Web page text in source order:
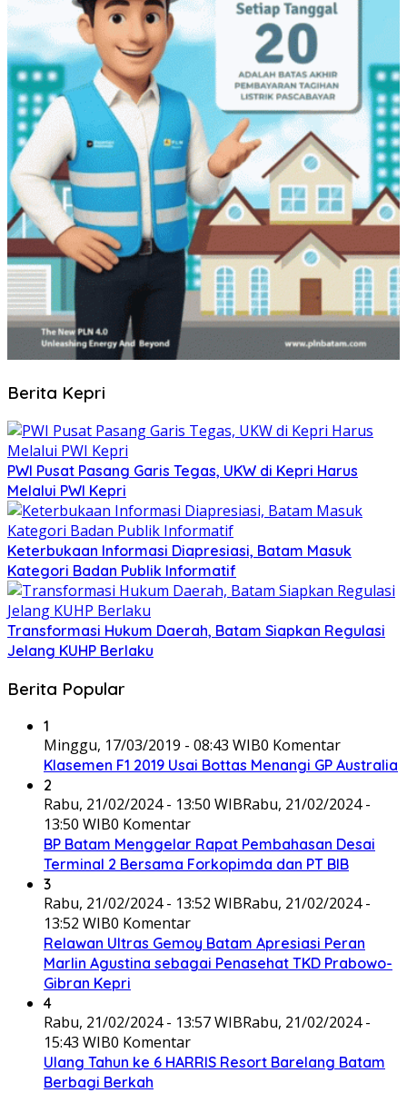
Berita Kepri
PWI Pusat Pasang Garis Tegas, UKW di Kepri Harus
Melalui PWI Kepri
Keterbukaan Informasi Diapresiasi, Batam Masuk
Kategori Badan Publik Informatif
Transformasi Hukum Daerah, Batam Siapkan Regulasi
Jelang KUHP Berlaku
Berita Popular
1
Minggu, 17/03/2019 - 08:43 WIB0 Komentar
Klasemen F1 2019 Usai Bottas Menangi GP Australia
2
Rabu, 21/02/2024 - 13:50 WIBRabu, 21/02/2024 -
13:50 WIB0 Komentar
BP Batam Menggelar Rapat Pembahasan Desai
Terminal 2 Bersama Forkopimda dan PT BIB
3
Rabu, 21/02/2024 - 13:52 WIBRabu, 21/02/2024 -
13:52 WIB0 Komentar
Relawan Ultras Gemoy Batam Apresiasi Peran
Marlin Agustina sebagai Penasehat TKD Prabowo-
Gibran Kepri
4
Rabu, 21/02/2024 - 13:57 WIBRabu, 21/02/2024 -
15:43 WIB0 Komentar
Ulang Tahun ke 6 HARRIS Resort Barelang Batam
Berbagi Berkah